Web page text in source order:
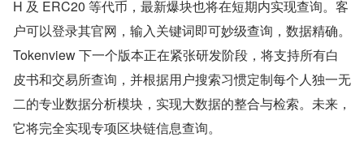
H 及 ERC20 等代币，最新爆块也将在短期内实现查询。客
户可以登录其官网，输入关键词即可妙级查询，数据精确。
Tokenview 下一个版本正在紧张研发阶段，将支持所有白
皮书和交易所查询，并根据用户搜索习惯定制每个人独一无
二的专业数据分析模块，实现大数据的整合与检索。未来，
它将完全实现专项区块链信息查询。